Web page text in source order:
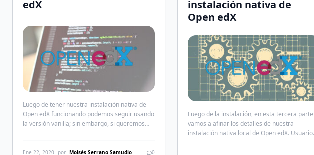
edX
Luego de tener nuestra instalación nativa de
Open edX funcionando podemos seguir usando
la versión vanilla; sin embargo, si queremos
y mako templates. Para empezar hay que
Ene 22, 2020 por Moisés Serrano Samudio 0
instalación nativa de
Open edX
Luego de la instalación, en esta tercera parte
vamos a afinar los detalles de nuestra
instalación nativa local de Open edX. Usuario